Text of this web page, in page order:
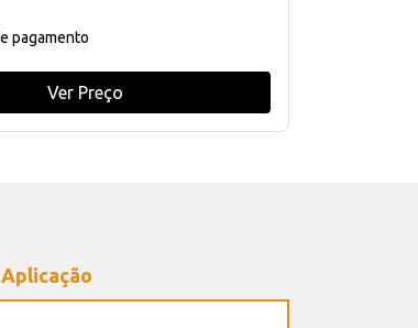
pagamento
Ver Preço